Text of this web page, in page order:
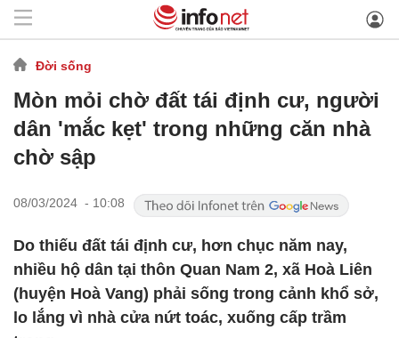
Đời sống
Mòn mỏi chờ đất tái định cư, người
dân 'mắc kẹt' trong những căn nhà
chờ sập
08/03/2024 - 10:08
Do thiếu đất tái định cư, hơn chục năm nay,
nhiều hộ dân tại thôn Quan Nam 2, xã Hoà Liên
(huyện Hoà Vang) phải sống trong cảnh khổ sở,
lo lắng vì nhà cửa nứt toác, xuống cấp trầm